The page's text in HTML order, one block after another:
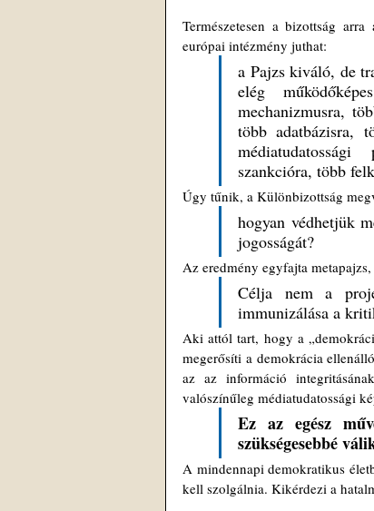
Természetesen a bizottság
európai intézmény juthat:
a Pajzs kiváló, de
elég
mechanizmusra,
több adatbázisra,
szankcióra, több
Úgy tűnik, a Különbizottság
hogyan védhetjük
jogosságát?
Az eredmény egyfajta
Célja nem a
immunizálása a
Aki attól tart, hogy a
megerősíti a demokrácia
az az információ
valószínűleg médiatudatossági
Ez az egész
szükségesebbé
A mindennapi demokratikus
kell szolgálnia. Kikérdezi a